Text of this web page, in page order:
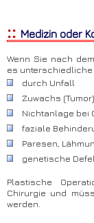
:: Medizin oder
Wenn Sie nach
es unterschiedliche
durch Unfall
Zuwachs (Tumor)
Nichtanlage bei
faziale
Paresen,
genetische
Plastische
Chirurgie und
werden.